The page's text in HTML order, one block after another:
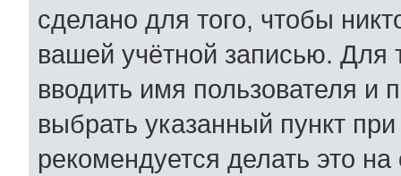
сделано для того, чтобы
вашей учётной записью. Для
вводить имя пользователя
выбрать указанный пункт
рекомендуется делать это